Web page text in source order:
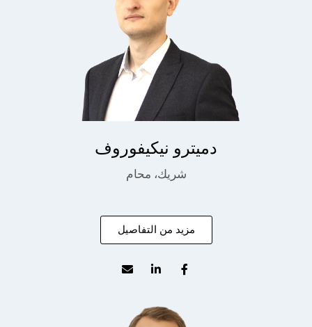
دميترو نيكيفوروف
شريك، محام
مزيد من التفاصيل